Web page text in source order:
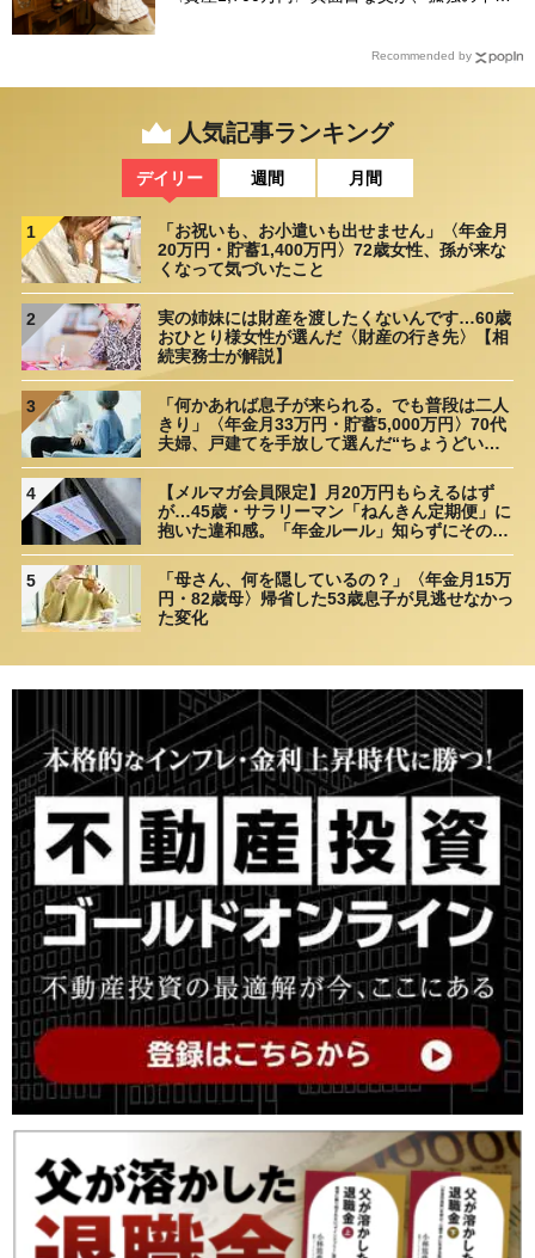
Recommended by
人気記事ランキング
デイリー 週間 月間
1
「お祝いも、お小遣いも出せません」〈年金月
20万円・貯蓄1,400万円〉72歳女性、孫が来な
くなって気づいたこと
2
実の姉妹には財産を渡したくないんです…60歳
おひとり様女性が選んだ〈財産の行き先〉【相
続実務士が解説】
3
「何かあれば息子が来られる。でも普段は二人
きり」〈年金月33万円・貯蓄5,000万円〉70代
夫婦、戸建てを手放して選んだ“ちょうどいい
4
【メルマガ会員限定】月20万円もらえるはず
が…45歳・サラリーマン「ねんきん定期便」に
抱いた違和感。「年金ルール」知らずにそのま
然「何かの間違いでは？」
5
「母さん、何を隠しているの？」〈年金月15万
円・82歳母〉帰省した53歳息子が見逃せなかっ
た変化